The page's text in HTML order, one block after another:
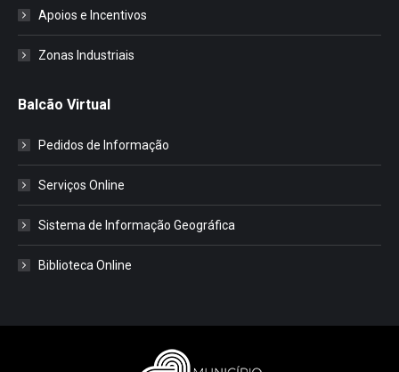
Apoios e Incentivos
Zonas Industriais
Balcão Virtual
Pedidos de Informação
Serviços Online
Sistema de Informação Geográfica
Biblioteca Online